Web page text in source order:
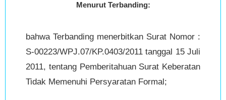
Menurut Terbanding:
bahwa Terbanding menerbitkan Surat Nomor :
S-00223/WPJ.07/KP.0403/2011 tanggal 15 Juli
2011, tentang Pemberitahuan Surat Keberatan
Tidak Memenuhi Persyaratan Formal;